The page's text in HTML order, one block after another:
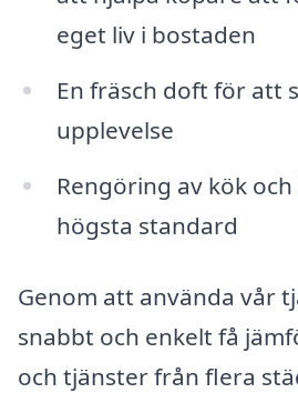
eget liv i bostaden
En fräsch doft för att
upplevelse
Rengöring av kök
högsta standard
Genom att använda vår
snabbt och enkelt få
och tjänster från flera